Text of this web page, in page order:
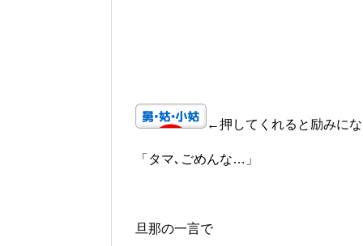
←押してくれると励みに
「タマ､ごめんな…」
旦那の一言で